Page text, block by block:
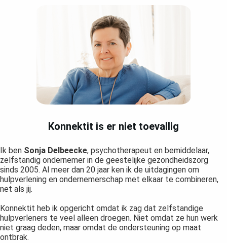
Konnektit is er niet toevallig
Ik ben Sonja Delbeecke, psychotherapeut en bemiddelaar,
zelfstandig ondernemer in de geestelijke gezondheidszorg
sinds 2005. Al meer dan 20 jaar ken ik de uitdagingen om
hulpverlening en ondernemerschap met elkaar te combineren,
net als jij.
Konnektit heb ik opgericht omdat ik zag dat zelfstandige
hulpverleners te veel alleen droegen. Niet omdat ze hun werk
niet graag deden, maar omdat de ondersteuning op maat
ontbrak.